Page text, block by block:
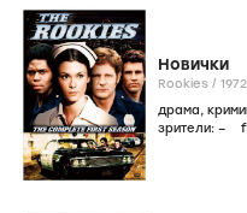
Новички
Rookies /
драма,
зрители: –